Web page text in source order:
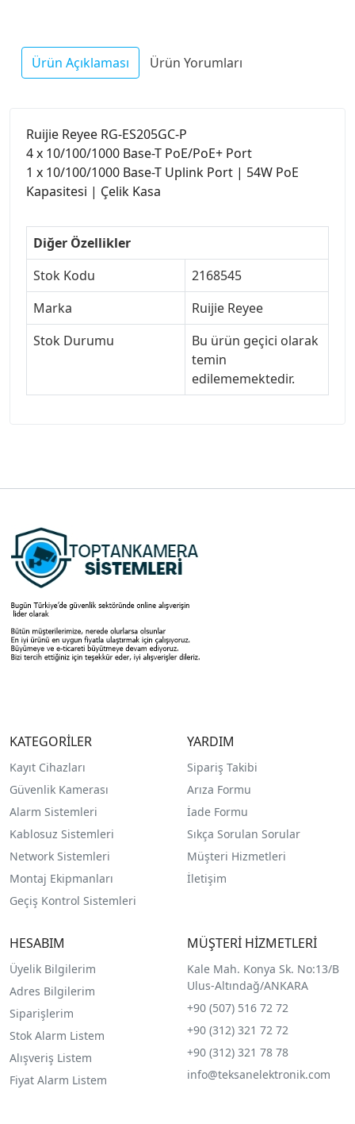
Ürün Açıklaması Ürün Yorumları
Ruijie Reyee RG-ES205GC-P
4 x 10/100/1000 Base-T PoE/PoE+ Port
1 x 10/100/1000 Base-T Uplink Port | 54W PoE
Kapasitesi | Çelik Kasa
Diğer Özellikler
Stok Kodu
2168545
Marka
Ruijie Reyee
Stok Durumu
Bu ürün geçici olarak
temin
edilememektedir.
KATEGORİLER
Kayıt Cihazları
Güvenlik Kamerası
Alarm Sistemleri
Kablosuz Sistemleri
Network Sistemleri
Montaj Ekipmanları
Geçiş Kontrol Sistemleri
YARDIM
Sipariş Takibi
Arıza Formu
İade Formu
Sıkça Sorulan Sorular
Müşteri Hizmetleri
İletişim
HESABIM
Üyelik Bilgilerim
Adres Bilgilerim
Siparişlerim
Stok Alarm Listem
Alışveriş Listem
Fiyat Alarm Listem
MÜŞTERİ HİZMETLERİ
Kale Mah. Konya Sk. No:13/B
Ulus-Altındağ/ANKARA
+90 (507) 516 72 72
+90 (312) 321 72 72
+90 (312) 321 78 78
info@teksanelektronik.com